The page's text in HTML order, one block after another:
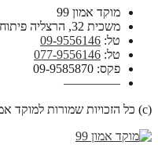
מוקד אמון 99
משכית 32, הרצליה פיתוח.
טל: 09-9556146
טל: 077-9556146
פקס: 09-9585870
————–
(c) כל הזכויות שמורות למוקד אמון (1995) בקרה וסיור בע”מ